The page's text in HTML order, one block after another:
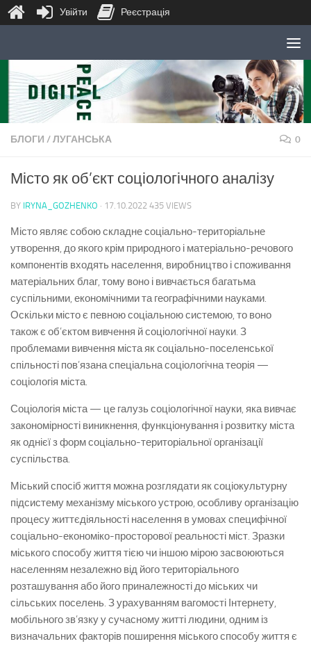
Skip to content
БЛОГИ /ЛУГАНСЬКА 0
Місто як об’єкт соціологічного аналізу
BY IRYNA_GOZHENKO · 17.10.2022 435 VIEWS
Місто являє собою складне соціально-територіальне
утворення, до якого крім природного і матеріально-речового
компонентів входять населення, виробництво і споживання
матеріальних благ, тому воно і вивчається багатьма
суспільними, економічними та географічними науками.
Оскільки місто є певною соціальною системою, то воно
також є об’єктом вивчення й соціологічної науки. З
проблемами вивчення міста як соціально-поселенської
спільності пов’язана спеціальна соціологічна теорія —
соціологія міста.
Соціологія міста — це галузь соціологічної науки, яка вивчає
закономірності виникнення, функціонування і розвитку міста
як однієї з форм соціально-територіальної організації
суспільства.
Міський спосіб життя можна розглядати як соціокультурну
підсистему механізму міського устрою, особливу організацію
процесу життєдіяльності населення в умовах специфічної
соціально-економіко-просторової реальності міст. Зразки
міського способу життя тією чи іншою мірою засвоюються
населенням незалежно від його територіального
розташування або його приналежності до міських чи
сільських поселень. З урахуванням вагомості Інтернету,
мобільного зв’язку у сучасному житті людини, одним із
визначальних факторів поширення міського способу життя є
Увійти Реєстрація